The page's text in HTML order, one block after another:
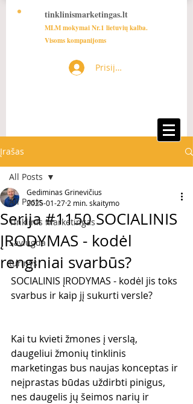
tinklinismarketingas.lt
MLM mokymai Nr.1 lietuvių kalba.
Visoms kompanijoms
Prisijungti
Įrašas
All Posts
Tinklinis Marketingas
Saviugda
turinys
All Posts
Serija #1150 SOCIALINIS
ĮRODYMAS - kodėl
renginiai svarbūs?
Gediminas Grinevičius
2025-01-27 2 min. skaitymo
SOCIALINIS ĮRODYMAS - kodėl jis toks
svarbus ir kaip jį sukurti versle?
Kai tu kvieti žmones į verslą,
daugeliui žmonių tinklinis
marketingas bus naujas konceptas ir
neįprastas būdas uždirbti pinigus,
nes daugelis jų šeimos narių ir